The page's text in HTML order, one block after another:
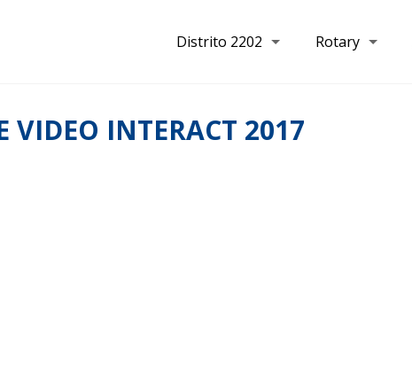
Distrito 2202 Rotary
VIDEO INTERACT 2017